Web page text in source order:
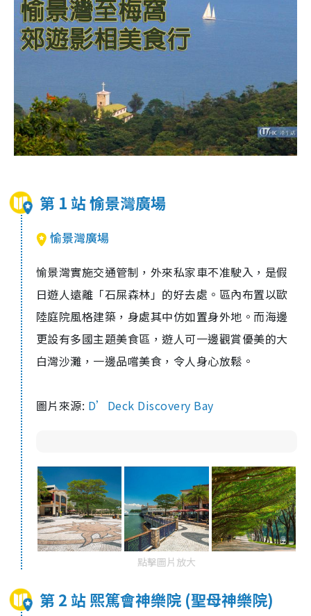
第 1 站 愉景灣廣場
愉景灣廣場
愉景灣實施交通管制，外來私家車不准駛入，是假
日遊人遠離「石屎森林」的好去處。區內布置以歐
陸庭院風格建築，身處其中仿如置身外地。而海邊
更設有多國主題美食區，遊人可一邊觀賞優美的大
白灣沙灘，一邊品嚐美食，令人身心放鬆。
圖片來源: D’Deck Discovery Bay
點擊圖片放大
第 2 站 熙篤會神樂院 (聖母神樂院)